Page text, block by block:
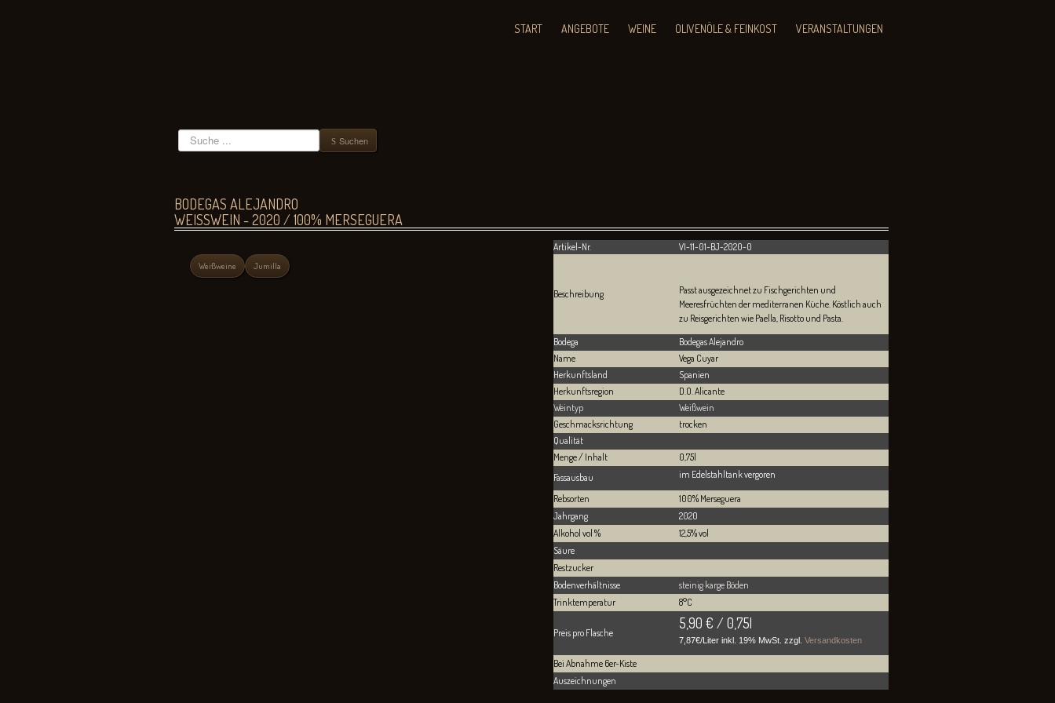
START ANGEBOTE WEINE OLIVENÖLE & FEINKOST VERANSTALTUNGEN
Suchen Suchen
BODEGAS ALEJANDRO
WEISSWEIN - 2020 / 100% MERSEGUERA
Artikel-Nr. VI-11-01-BJ-2020-0
Beschreibung
Passt ausgezeichnet zu Fischgerichten und
Meeresfrüchten der mediterranen Küche. Köstlich auch
zu Reisgerichten wie Paella, Risotto und Pasta.
Bodega
Bodegas Alejandro
Name
Vega Cuyar
Herkunftsland
Spanien
Herkunftsregion
D.O. Alicante
Weintyp
Weißwein
Geschmacksrichtung
trocken
Qualität
Menge / Inhalt
0,75l
Fassausbau
im Edelstahltank vergoren
Rebsorten
100% Merseguera
Jahrgang
2020
Alkohol vol %
12,5% vol
Säure
Restzucker
Bodenverhältnisse
steinig karge Böden
Trinktemperatur
8°C
Preis pro Flasche
5,90 € / 0,75l
7,87€/Liter inkl. 19% MwSt. zzgl. Versandkosten
Bei Abnahme 6er-Kiste
Auszeichnungen
Weißweine Jumilla